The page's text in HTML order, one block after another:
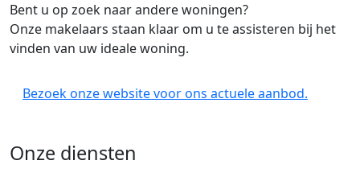
Bent u op zoek naar andere woningen?
Onze makelaars staan klaar om u te assisteren bij het
vinden van uw ideale woning.
Bezoek onze website voor ons actuele aanbod.
Onze diensten